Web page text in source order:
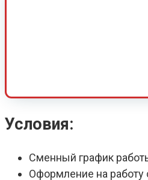
Условия:
Сменный график
Оформление на работу